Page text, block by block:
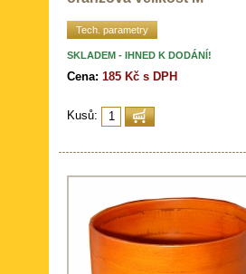
Tech. parametry
SKLADEM - IHNED K DODÁNÍ!
Cena: 185 Kč s DPH
Kusů: